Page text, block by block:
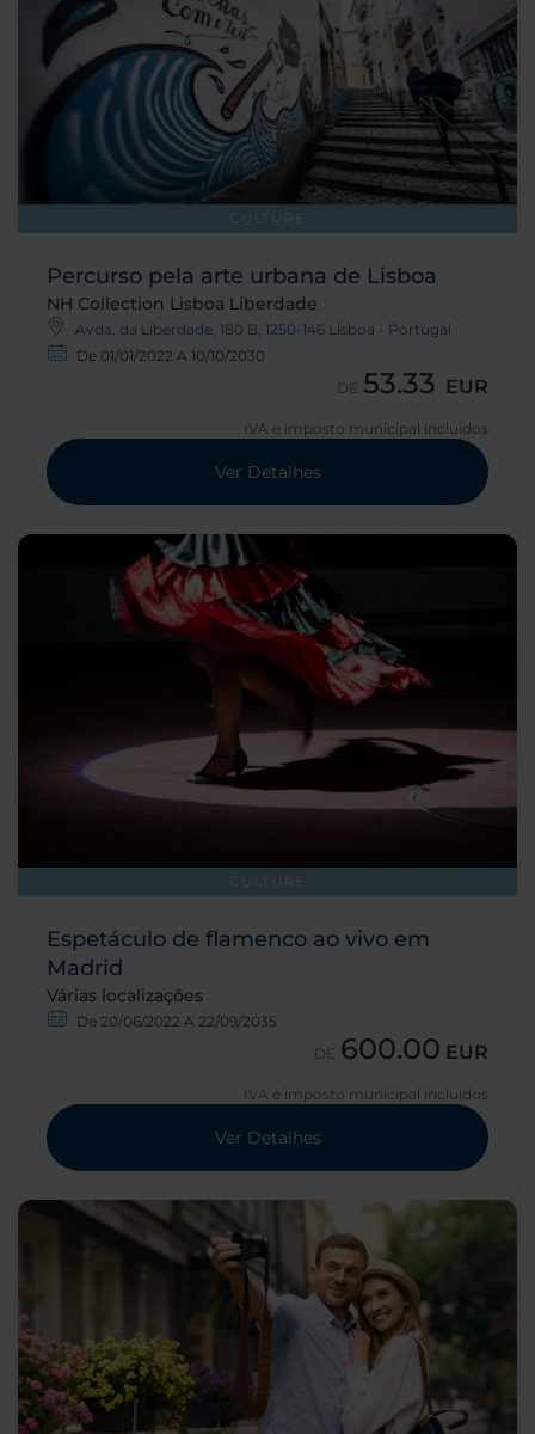
CULTURE
Percurso pela arte urbana de Lisboa
NH Collection Lisboa Liberdade
Avda. da Liberdade, 180 B, 1250-146 Lisboa - Portugal
De 01/01/2022 A 10/10/2030
DE 53.33 EUR
IVA e imposto municipal incluídos
Ver Detalhes
CULTURE
Espetáculo de flamenco ao vivo em
Madrid
Várias localizações
De 20/06/2022 A 22/09/2035
DE 600.00 EUR
IVA e imposto municipal incluídos
Ver Detalhes